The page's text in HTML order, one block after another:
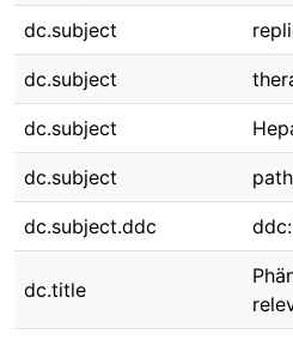
dc.subject
dc.subject
dc.subject
dc.subject
dc.subject.ddc
dc.title